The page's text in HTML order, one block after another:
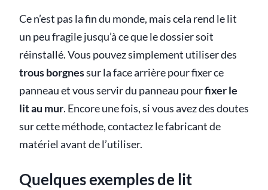
Ce n’est pas la fin du monde, mais cela rend le lit
un peu fragile jusqu’à ce que le dossier soit
réinstallé. Vous pouvez simplement utiliser des
trous borgnessur la face arrière pour fixer ce
panneau et vous servir du panneau pourfixer le
lit au mur. Encore une fois, si vous avez des doutes
sur cette méthode, contactez le fabricant de
matériel avant de l’utiliser.
Quelques exemples de lit